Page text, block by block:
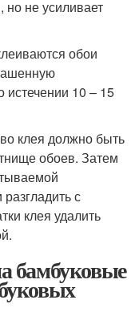
не усиливает
обои
истечении 10 – 15
клея должно быть
обоев. Затем
с
клея удалить
бамбуковые